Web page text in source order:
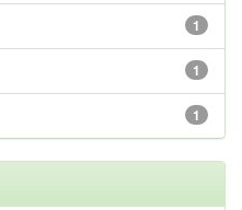
1
1
1